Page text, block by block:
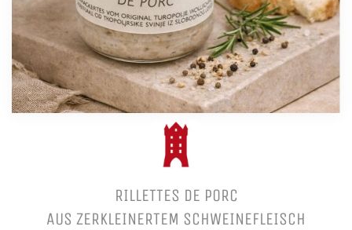
RILLETTES DE PORC
AUS ZERKLEINERTEM SCHWEINEFLEISCH